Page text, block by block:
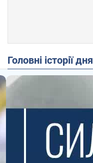
Головні історії дня